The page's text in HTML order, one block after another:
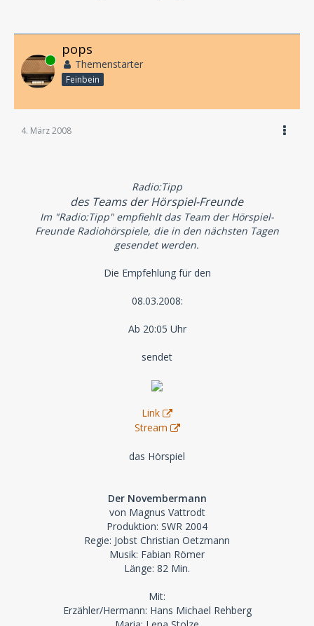
Online
pops
Themenstarter
Feinbein
4. März 2008
Radio:Tipp
des Teams der Hörspiel-Freunde
Im "Radio:Tipp" empfiehlt das Team der Hörspiel-
Freunde Radiohörspiele, die in den nächsten Tagen
gesendet werden.
Die Empfehlung für den
08.03.2008:
Ab 20:05 Uhr
sendet
Link
Stream
das Hörspiel
Der Novembermann
von Magnus Vattrodt
Produktion: SWR 2004
Regie: Jobst Christian Oetzmann
Musik: Fabian Römer
Länge: 82 Min.
Mit:
Erzähler/Hermann: Hans Michael Rehberg